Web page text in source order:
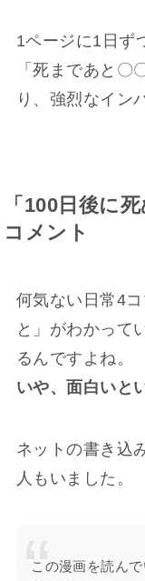
1ページに1日ず
「死まであと〇
り、強烈なイン
「100日後に
コメント
何気ない日常4
と」がわかって
るんですよね。
いや、面白いと
ネットの書き込
人もいました。
この漫画を読ん